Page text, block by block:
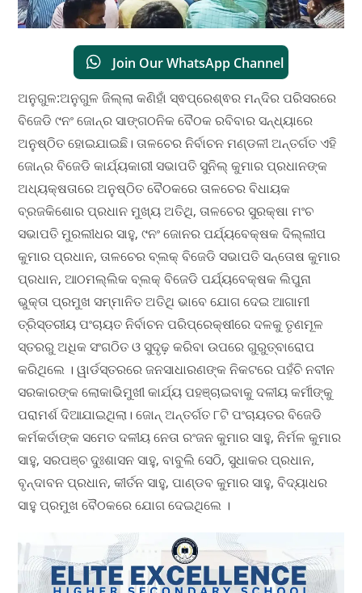
Join Our WhatsApp Channel
ଅନୁଗୁଳ:ଅନୁଗୁଳ ଜିଲ୍ଲା କଣିହାଁ ସ୍ଵପ୍ରେଶ୍ଵର ମନ୍ଦିର ପରିସରରେ
ବିଜେଡି ୯ନଂ ଜୋନ୍‌ର ସାଙ୍ଗଠନିକ ବୈଠକ ରବିବାର ସନ୍ଧ୍ୟାରେ
ଅନୁଷ୍ଠିତ ହୋଇଯାଇଛି। ତାଳଚେର ନିର୍ବାଚନ ମଣ୍ଡଳୀ ଅନ୍ତର୍ଗତ ଏହି
ଜୋନ୍‌ର ବିଜେଡି କାର୍ଯ୍ୟକାରୀ ସଭାପତି ସୁନିଲ୍ କୁମାର ପ୍ରଧାନଙ୍କ
ଅଧ୍ୟକ୍ଷତାରେ ଅନୁଷ୍ଠିତ ବୈଠକରେ ତାଳଚେର ବିଧାୟକ
ବ୍ରଜକିଶୋର ପ୍ରଧାନ ମୁଖ୍ୟ ଅତିଥି, ତାଳଚେର ସୁରକ୍ଷା ମଂଚ
ସଭାପତି ମୁରଲୀଧର ସାହୁ, ୯ନଂ ଜୋନର ପର୍ଯ୍ୟବେକ୍ଷକ ଦିଲ୍ଲୀପ
କୁମାର ପ୍ରଧାନ, ତାଳଚେର ବ୍ଲକ୍ ବିଜେଡି ସଭାପତି ସନ୍ତୋଷ କୁମାର
ପ୍ରଧାନ, ଆଠମଲ୍ଲିକ ବ୍ଲକ୍ ବିଜେଡି ପର୍ଯ୍ୟବେକ୍ଷକ ଲିପୁନା
ଭୁକ୍ତା ପ୍ରମୁଖ ସମ୍ମାନିତ ଅତିଥି ଭାବେ ଯୋଗ ଦେଇ ଆଗାମୀ
ତ୍ରିସ୍ତରୀୟ ପଂଚାୟତ ନିର୍ବାଚନ ପରିପ୍ରେକ୍ଷୀରେ ଦଳକୁ ତୃଣମୂଳ
ସ୍ତରରୁ ଅଧିକ ସଂଗଠିତ ଓ ସୁଦୃଢ଼ କରିବା ଉପରେ ଗୁରୁତ୍ବାରୋପ
କରିଥିଲେ । ୱାର୍ଡସ୍ତରରେ ଜନସାଧାରଣଙ୍କ ନିକଟରେ ପହଁଚି ନବୀନ
ସରକାରଙ୍କ ଲୋକାଭିମୁଖୀ କାର୍ଯ୍ୟ ପହଞ୍ଚାଇବାକୁ ଦଳୀୟ କର୍ମୀଙ୍କୁ
ପରାମର୍ଶ ଦିଆଯାଇଥିଲା। ଜୋନ୍‌ ଅନ୍ତର୍ଗତ ୮ଟି ପଂଚାୟତର ବିଜେଡି
କର୍ମକର୍ତାଙ୍କ ସମେତ ଦଳୀୟ ନେତା ରଂଜନ କୁମାର ସାହୁ, ନିର୍ମଳ କୁମାର
ସାହୁ, ସରପଞ୍ଚ ଦୁଃଶାସନ ସାହୁ, ବାବୁଲି ସେଠି, ସୁଧାକର ପ୍ରଧାନ,
ବୃନ୍ଦାବନ ପ୍ରଧାନ, କୀର୍ତନ ସାହୁ, ପାଣ୍ଡବ କୁମାର ସାହୁ, ବିଦ୍ୟାଧର
ସାହୁ ପ୍ରମୁଖ ବୈଠକରେ ଯୋଗ ଦେଇଥିଲେ ।